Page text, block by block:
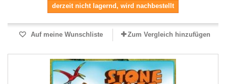
derzeit nicht lagernd, wird nachbestellt
Auf meine Wunschliste Zum Vergleich hinzufügen